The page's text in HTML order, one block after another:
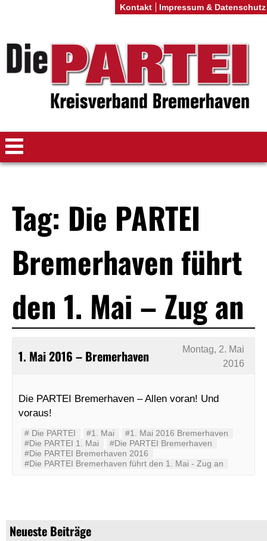
Neueste Beiträge
Tag: Die PARTEI
Bremerhaven führt
den 1. Mai – Zug an
1. Mai 2016 – Bremerhaven
Montag, 2. Mai
2016
Die PARTEI Bremerhaven – Allen voran! Und
voraus!
#‬ ‪Die PARTEI‬ #1. Mai
#1. Mai 2016 Bremerhaven
#Die PARTEI 1. Mai
#Die PARTEI Bremerhaven
#Die PARTEI Bremerhaven 2016
#Die PARTEI Bremerhaven führt den 1. Mai - Zug an
Kontakt Impressum & Datenschutz